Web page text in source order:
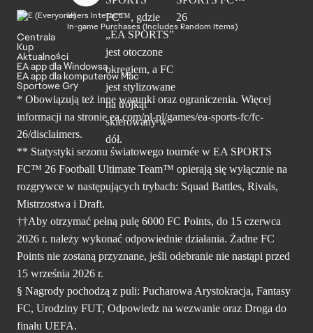
Users Interact
In-game Purchases (Includes Random Items)
Centrala
Kup
Aktualności
EA app dla Windowsa
EA app dla komputerów Mac
Sportowe Gry
* Obowiązują też inne warunki oraz ograniczenia. Więcej
informacji na stronie ea.com/pl-pl/games/ea-sports-fc/fc-
26/disclaimers.
** Statystyki sezonu światowego tournée w EA SPORTS
FC™ 26 Football Ultimate Team™ opierają się wyłącznie na
rozgrywce w następujących trybach: Squad Battles, Rivals,
Mistrzostwa i Draft.
††Aby otrzymać pełną pulę 6000 FC Points, do 15 czerwca
2026 r. należy wykonać odpowiednie działania. Żadne FC
Points nie zostaną przyznane, jeśli odebranie nie nastąpi przed
15 września 2026 r.
§ Nagrody pochodzą z puli: Pucharowa Arystokracja, Fantasy
FC, Urodziny FUT, Odpowiedz na wezwanie oraz Droga do
finału UEFA.